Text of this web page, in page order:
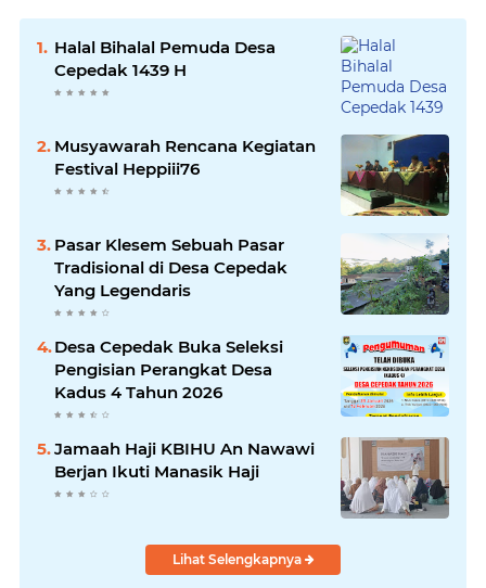
Halal Bihalal Pemuda Desa
Cepedak 1439 H
Musyawarah Rencana Kegiatan
Festival Heppiii76
Pasar Klesem Sebuah Pasar
Tradisional di Desa Cepedak
Yang Legendaris
Desa Cepedak Buka Seleksi
Pengisian Perangkat Desa
Kadus 4 Tahun 2026
Jamaah Haji KBIHU An Nawawi
Berjan Ikuti Manasik Haji
Lihat Selengkapnya